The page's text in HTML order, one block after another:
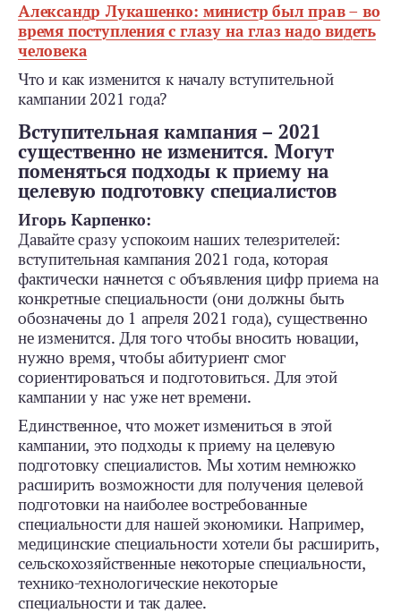
Александр Лукашенко: министр был прав – во
время поступления с глазу на глаз надо видеть
человека
Что и как изменится к началу вступительной
кампании 2021 года?
Вступительная кампания – 2021
существенно не изменится. Могут
поменяться подходы к приему на
целевую подготовку специалистов
Игорь Карпенко:
Давайте сразу успокоим наших телезрителей:
вступительная кампания 2021 года, которая
фактически начнется с объявления цифр приема на
конкретные специальности (они должны быть
обозначены до 1 апреля 2021 года), существенно
не изменится. Для того чтобы вносить новации,
нужно время, чтобы абитуриент смог
сориентироваться и подготовиться. Для этой
кампании у нас уже нет времени.
Единственное, что может измениться в этой
кампании, это подходы к приему на целевую
подготовку специалистов. Мы хотим немножко
расширить возможности для получения целевой
подготовки на наиболее востребованные
специальности для нашей экономики. Например,
медицинские специальности хотели бы расширить,
сельскохозяйственные некоторые специальности,
технико-технологические некоторые
специальности и так далее.